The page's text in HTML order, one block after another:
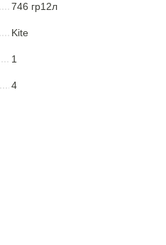
746 гр12л
Kite
1
4